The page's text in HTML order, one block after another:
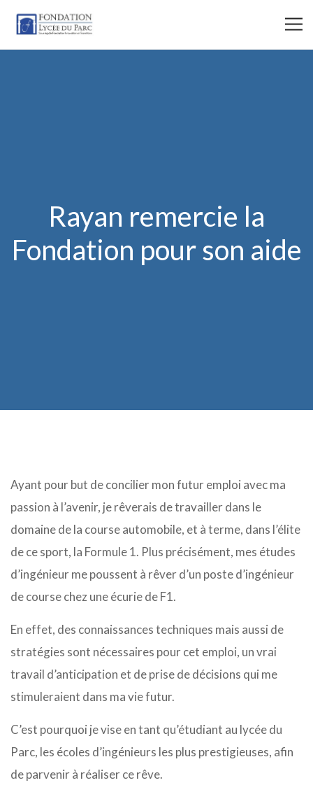
Rayan remercie la
Fondation pour son aide
Ayant pour but de concilier mon futur emploi avec ma
passion à l’avenir, je rêverais de travailler dans le
domaine de la course automobile, et à terme, dans l’élite
de ce sport, la Formule 1. Plus précisément, mes études
d’ingénieur me poussent à rêver d’un poste d’ingénieur
de course chez une écurie de F1.
En effet, des connaissances techniques mais aussi de
stratégies sont nécessaires pour cet emploi, un vrai
travail d’anticipation et de prise de décisions qui me
stimuleraient dans ma vie futur.
C’est pourquoi je vise en tant qu’étudiant au lycée du
Parc, les écoles d’ingénieurs les plus prestigieuses, afin
de parvenir à réaliser ce rêve.